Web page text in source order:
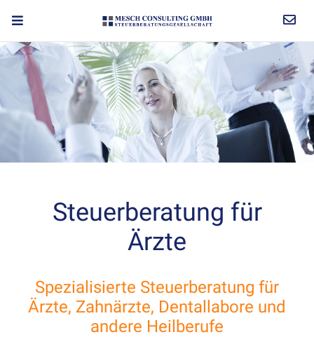
Steuerberatung für
Ärzte
Spezialisierte Steuerberatung für
Ärzte, Zahnärzte, Dentallabore und
andere Heilberufe